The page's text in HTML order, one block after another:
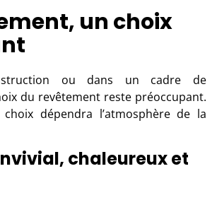
un choix
ou dans un cadre de
du revêtement reste préoccupant.
dépendra l’atmosphère de la
chaleureux et